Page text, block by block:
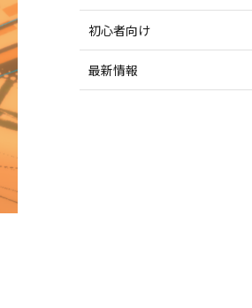
初心者向け
最新情報